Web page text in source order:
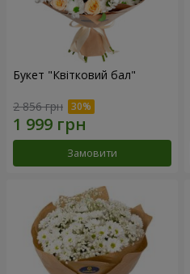
Букет "Квітковий бал"
2 856 грн
Замовити